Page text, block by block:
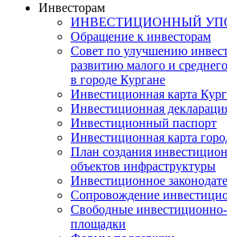
Инвесторам
ИНВЕСТИЦИОННЫЙ
Обращение к инвесторам
Совет по улучшению
развитию малого и
в городе Кургане
Инвестиционная карта
Инвестиционная
Инвестиционный паспорт
Инвестиционная карта
План создания
объектов инфраструктуры
Инвестиционное
Сопровождение
Свободные
площадки